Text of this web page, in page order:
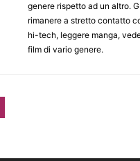
genere rispetto ad un altro.
rimanere a stretto contatto
hi-tech, leggere manga,
film di vario genere.